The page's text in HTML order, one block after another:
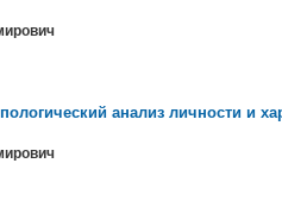
анализ личности и